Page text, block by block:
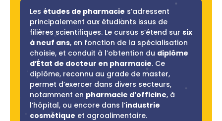
Les études de pharmacie s’adressent
principalement aux étudiants issus de
filières scientifiques. Le cursus s’étend sur six
à neuf ans, en fonction de la spécialisation
choisie, et conduit à l’obtention du diplôme
d’État de docteur en pharmacie. Ce
diplôme, reconnu au grade de master,
permet d’exercer dans divers secteurs,
notamment en pharmacie d’officine, à
l’hôpital, ou encore dans l’industrie
cosmétique et agroalimentaire.